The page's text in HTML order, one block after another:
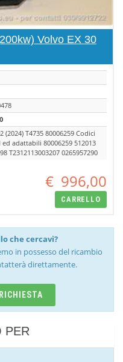
Volvo EX 30
(2024) T4735 80006259 Codici
ed adattabili 80006259 512013
T2312113003207 0265957290
€ 996,00
CARRELLO
che cercavi?
in possesso del ricambio
direttamente.
PER